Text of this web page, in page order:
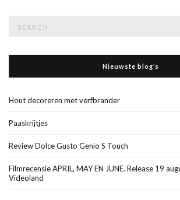
Nieuwste blog’s
Hout decoreren met verfbrander
Paaskrijtjes
Review Dolce Gusto Genio S Touch
Filmrecensie APRIL, MAY EN JUNE. Release 19
Videoland